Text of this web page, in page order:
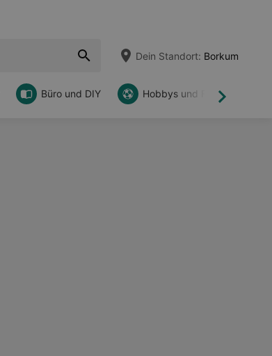
Dein Standort: Borkum
Weiter
Büro und DIY Hobbys und Freizeit